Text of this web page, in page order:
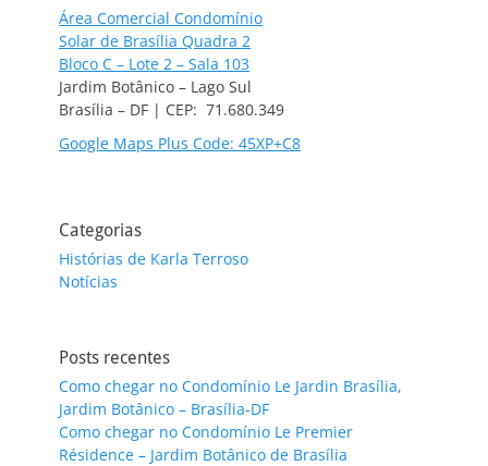
Área Comercial Condomínio
Solar de Brasília Quadra 2
Bloco C – Lote 2 – Sala 103
Jardim Botânico – Lago Sul
Brasília – DF | CEP: 71.680.349
Google Maps Plus Code: 45XP+C8
Categorias
Histórias de Karla Terroso
Notícias
Posts recentes
Como chegar no Condomínio Le Jardin Brasília,
Jardim Botânico – Brasília-DF
Como chegar no Condomínio Le Premier
Résidence – Jardim Botânico de Brasília